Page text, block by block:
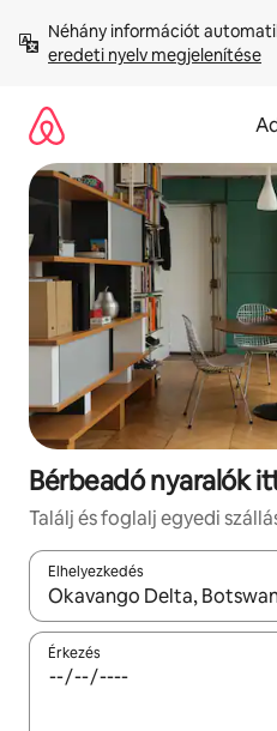
tartalomra
Néhány információt
eredeti nyelv megjelenítése
Bérbeadó nyaralók
Találj és foglalj egyedi
Elhelyezkedés
Az eredmények között a
Érkezés